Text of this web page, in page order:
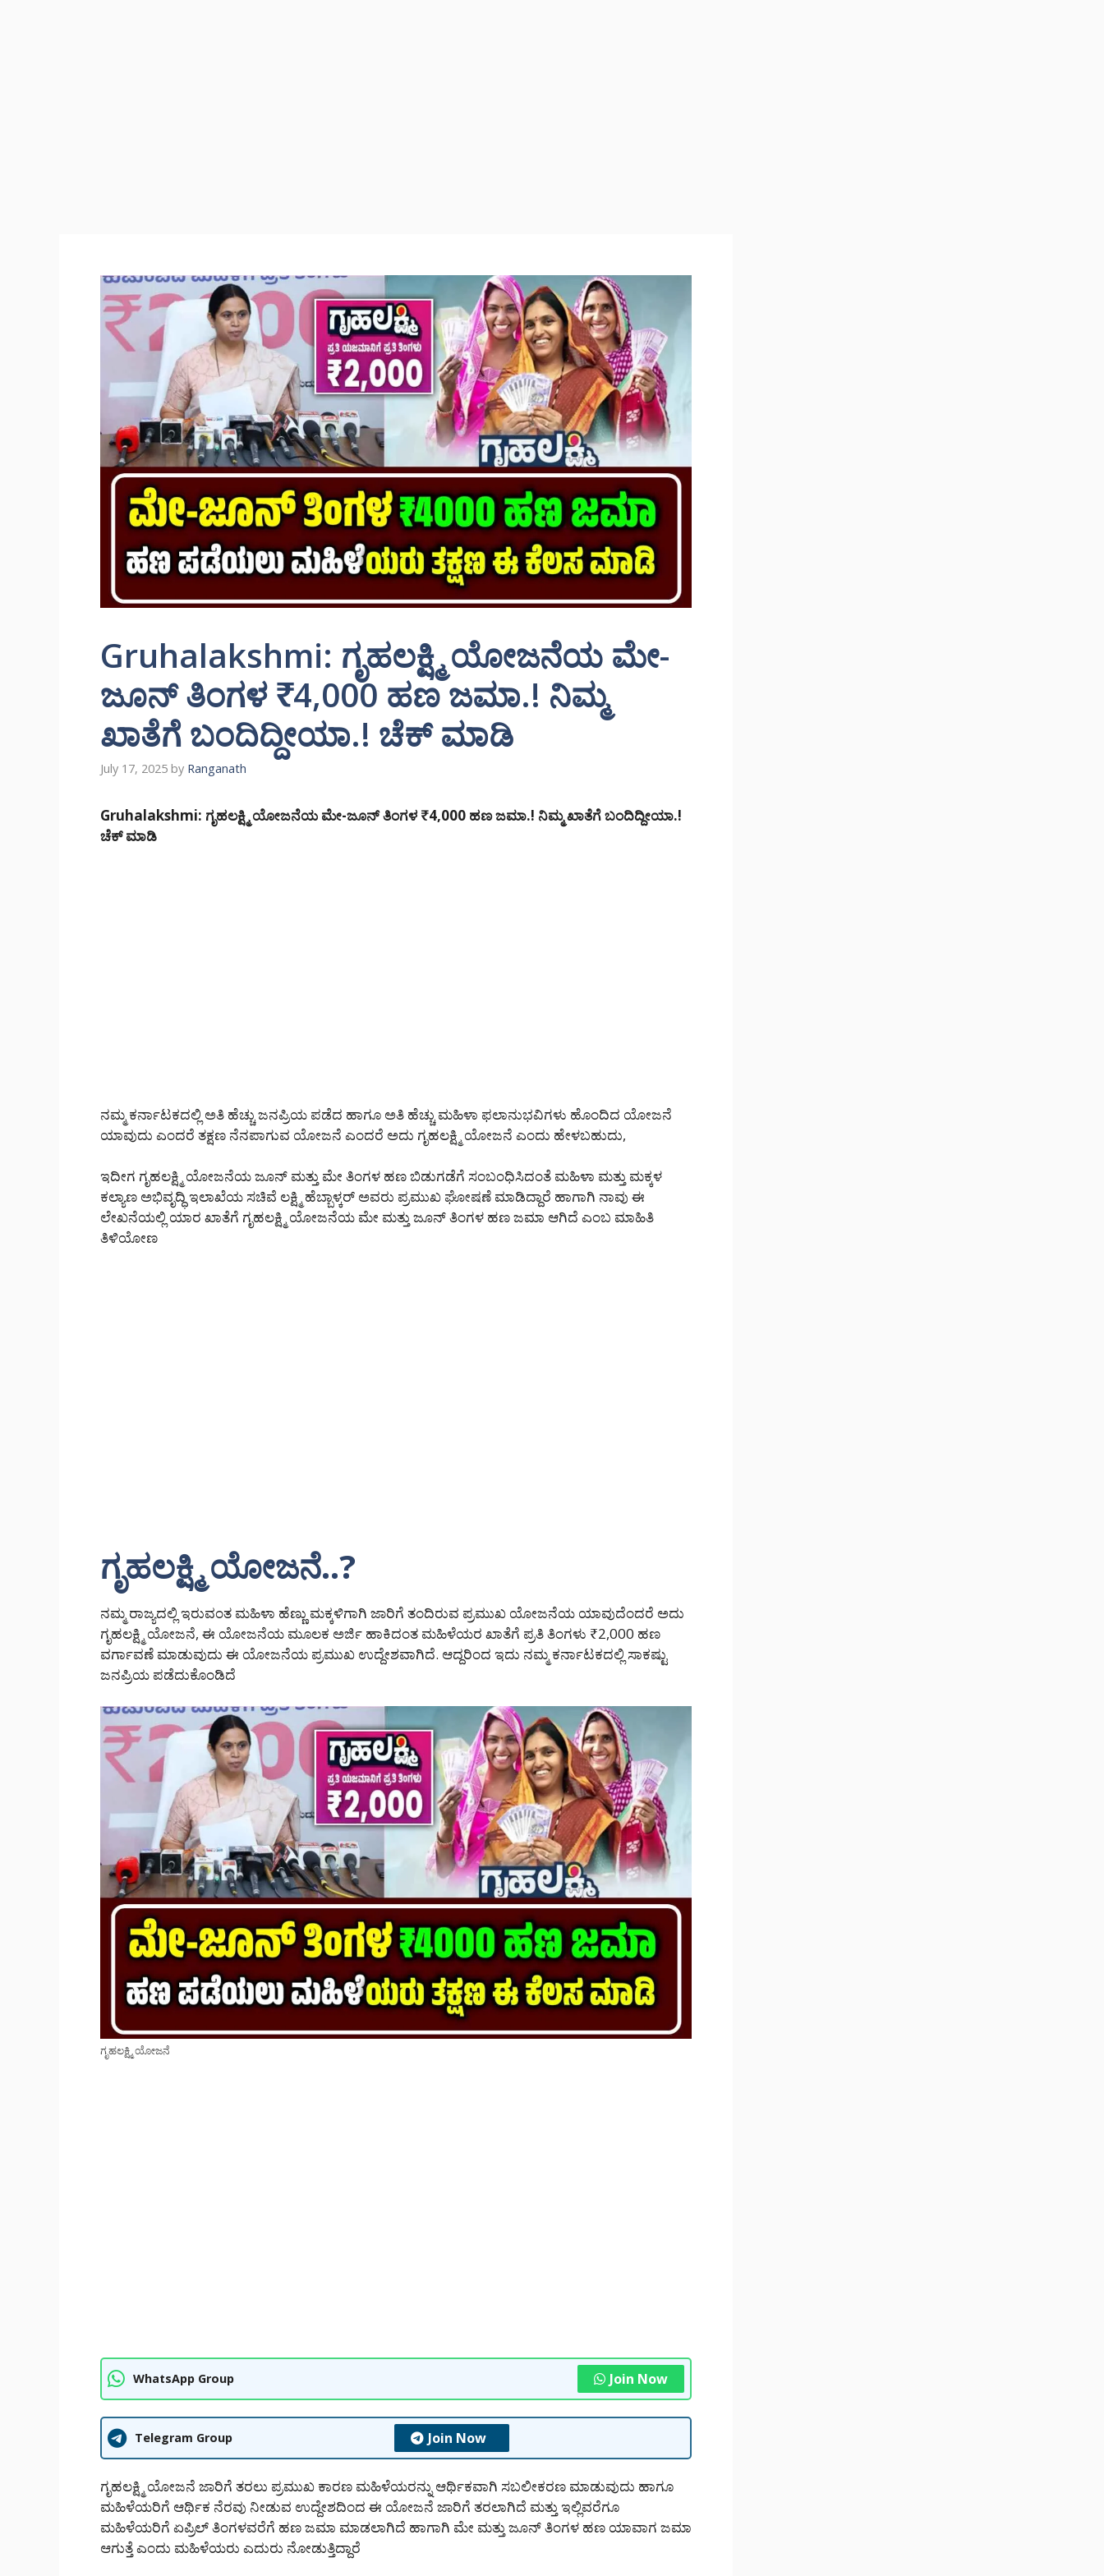
Gruhalakshmi: ಗೃಹಲಕ್ಷ್ಮಿ ಯೋಜನೆಯ ಮೇ-
ಜೂನ್ ತಿಂಗಳ ₹4,000 ಹಣ ಜಮಾ.! ನಿಮ್ಮ
ಖಾತೆಗೆ ಬಂದಿದ್ದೀಯಾ.! ಚೆಕ್ ಮಾಡಿ
July 17, 2025 by Ranganath
Gruhalakshmi: ಗೃಹಲಕ್ಷ್ಮಿ ಯೋಜನೆಯ ಮೇ-ಜೂನ್ ತಿಂಗಳ ₹4,000 ಹಣ ಜಮಾ.! ನಿಮ್ಮ ಖಾತೆಗೆ ಬಂದಿದ್ದೀಯಾ.!
ಚೆಕ್ ಮಾಡಿ
ನಮ್ಮ ಕರ್ನಾಟಕದಲ್ಲಿ ಅತಿ ಹೆಚ್ಚು ಜನಪ್ರಿಯ ಪಡೆದ ಹಾಗೂ ಅತಿ ಹೆಚ್ಚು ಮಹಿಳಾ ಫಲಾನುಭವಿಗಳು ಹೊಂದಿದ ಯೋಜನೆ
ಯಾವುದು ಎಂದರೆ ತಕ್ಷಣ ನೆನಪಾಗುವ ಯೋಜನೆ ಎಂದರೆ ಅದು ಗೃಹಲಕ್ಷ್ಮಿ ಯೋಜನೆ ಎಂದು ಹೇಳಬಹುದು,
ಇದೀಗ ಗೃಹಲಕ್ಷ್ಮಿ ಯೋಜನೆಯ ಜೂನ್ ಮತ್ತು ಮೇ ತಿಂಗಳ ಹಣ ಬಿಡುಗಡೆಗೆ ಸಂಬಂಧಿಸಿದಂತೆ ಮಹಿಳಾ ಮತ್ತು ಮಕ್ಕಳ
ಕಲ್ಯಾಣ ಅಭಿವೃದ್ಧಿ ಇಲಾಖೆಯ ಸಚಿವೆ ಲಕ್ಷ್ಮಿ ಹೆಬ್ಬಾಳ್ಕರ್ ಅವರು ಪ್ರಮುಖ ಘೋಷಣೆ ಮಾಡಿದ್ದಾರೆ ಹಾಗಾಗಿ ನಾವು ಈ
ಲೇಖನೆಯಲ್ಲಿ ಯಾರ ಖಾತೆಗೆ ಗೃಹಲಕ್ಷ್ಮಿ ಯೋಜನೆಯ ಮೇ ಮತ್ತು ಜೂನ್ ತಿಂಗಳ ಹಣ ಜಮಾ ಆಗಿದೆ ಎಂಬ ಮಾಹಿತಿ
ತಿಳಿಯೋಣ
ಗೃಹಲಕ್ಷ್ಮಿ ಯೋಜನೆ..?
ನಮ್ಮ ರಾಜ್ಯದಲ್ಲಿ ಇರುವಂತ ಮಹಿಳಾ ಹೆಣ್ಣು ಮಕ್ಕಳಿಗಾಗಿ ಜಾರಿಗೆ ತಂದಿರುವ ಪ್ರಮುಖ ಯೋಜನೆಯ ಯಾವುದೆಂದರೆ ಅದು
ಗೃಹಲಕ್ಷ್ಮಿ ಯೋಜನೆ, ಈ ಯೋಜನೆಯ ಮೂಲಕ ಅರ್ಜಿ ಹಾಕಿದಂತ ಮಹಿಳೆಯರ ಖಾತೆಗೆ ಪ್ರತಿ ತಿಂಗಳು ₹2,000 ಹಣ
ವರ್ಗಾವಣೆ ಮಾಡುವುದು ಈ ಯೋಜನೆಯ ಪ್ರಮುಖ ಉದ್ದೇಶವಾಗಿದೆ. ಆದ್ದರಿಂದ ಇದು ನಮ್ಮ ಕರ್ನಾಟಕದಲ್ಲಿ ಸಾಕಷ್ಟು
ಜನಪ್ರಿಯ ಪಡೆದುಕೊಂಡಿದೆ
ಗೃಹಲಕ್ಷ್ಮಿ ಯೋಜನೆ
WhatsApp Group Join Now
Telegram Group Join Now
ಗೃಹಲಕ್ಷ್ಮಿ ಯೋಜನೆ ಜಾರಿಗೆ ತರಲು ಪ್ರಮುಖ ಕಾರಣ ಮಹಿಳೆಯರನ್ನು ಆರ್ಥಿಕವಾಗಿ ಸಬಲೀಕರಣ ಮಾಡುವುದು ಹಾಗೂ
ಮಹಿಳೆಯರಿಗೆ ಆರ್ಥಿಕ ನೆರವು ನೀಡುವ ಉದ್ದೇಶದಿಂದ ಈ ಯೋಜನೆ ಜಾರಿಗೆ ತರಲಾಗಿದೆ ಮತ್ತು ಇಲ್ಲಿವರೆಗೂ
ಮಹಿಳೆಯರಿಗೆ ಏಪ್ರಿಲ್ ತಿಂಗಳವರೆಗೆ ಹಣ ಜಮಾ ಮಾಡಲಾಗಿದೆ ಹಾಗಾಗಿ ಮೇ ಮತ್ತು ಜೂನ್ ತಿಂಗಳ ಹಣ ಯಾವಾಗ ಜಮಾ
ಆಗುತ್ತೆ ಎಂದು ಮಹಿಳೆಯರು ಎದುರು ನೋಡುತ್ತಿದ್ದಾರೆ